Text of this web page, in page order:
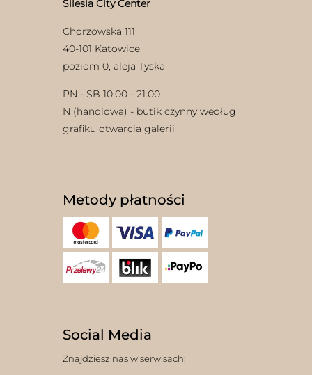
Silesia City Center
Chorzowska 111
40-101 Katowice
poziom 0, aleja Tyska
PN - SB 10:00 - 21:00
N (handlowa) - butik czynny według
grafiku otwarcia galerii
Metody płatności
Social Media
Znajdziesz nas w serwisach: